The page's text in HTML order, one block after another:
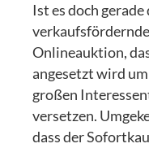
Ist es doch
Onlineauktion,
angesetzt wird
großen
versetzen.
dass der